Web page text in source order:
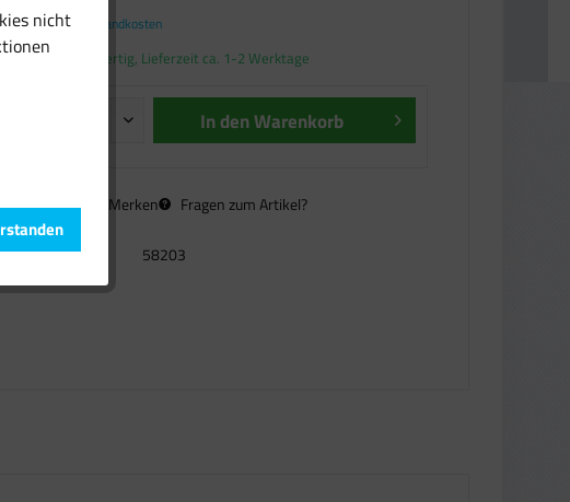
MwSt.zzgl. Versandkosten
Sofort versandfertig, Lieferzeit ca. 1-2 Werktage
In denWarenkorb
Vergleichen Merken Fragen zum Artikel?
Nr.: 58203
nicht